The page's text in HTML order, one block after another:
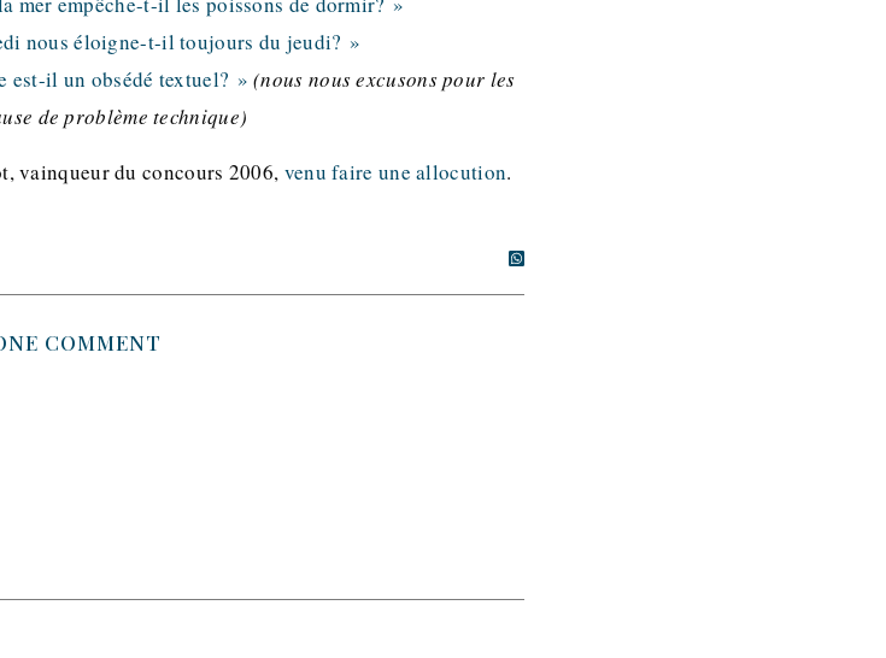
nous éloigne-t-il toujours du jeudi? »
est-il un obsédé textuel? » (nous nous excusons pour les
de problème technique)
vainqueur du concours 2006, venu faire une allocution.
COMMENT